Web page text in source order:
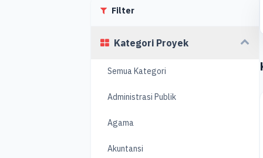
Filter
Kategori Proyek
Semua Kategori
Administrasi Publik
Agama
Akuntansi